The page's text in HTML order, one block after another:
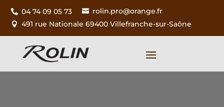
 04 74 09 05 73  rolin.pro@orange.fr
 491 rue Nationale 69400 Villefranche-sur-Saône